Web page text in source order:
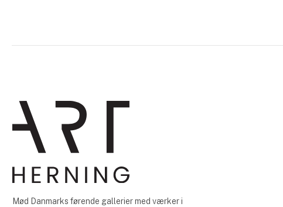
Mød Danmarks førende gallerier med værker i